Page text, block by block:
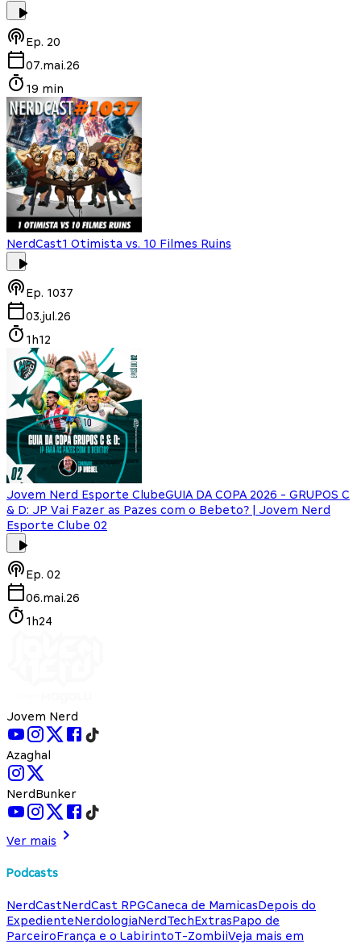
Ep. 20
07.mai.26
19 min
NerdCast1 Otimista vs. 10 Filmes Ruins
Ep. 1037
03.jul.26
1h12
Jovem Nerd Esporte ClubeGUIA DA COPA 2026 - GRUPOS C
& D: JP Vai Fazer as Pazes com o Bebeto? | Jovem Nerd
Esporte Clube 02
Ep. 02
06.mai.26
1h24
Jovem Nerd
Azaghal
NerdBunker
Ver mais
Podcasts
NerdCastNerdCast RPGCaneca de MamicasDepois do
ExpedienteNerdologiaNerdTechExtrasPapo de
ParceiroFrança e o LabirintoT-ZombiiVeja mais em